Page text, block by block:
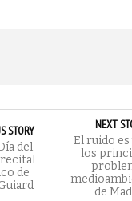
STORY
del
de
NEXT
El ruido es
los
de